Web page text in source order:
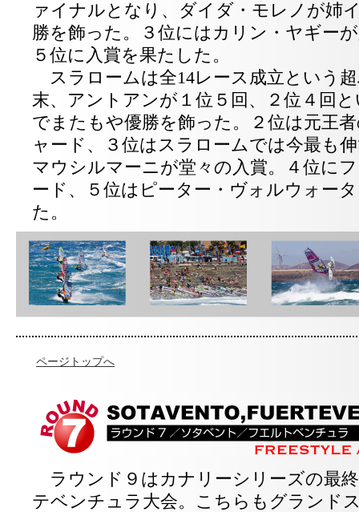
ァイナルとなり、ダイダ・モレノが姉
勝を飾った。３位にはカリン・ヤギー
５位に入賞を果たした。
スラロームは全14レース成立という
末、アントアンが１位５回、２位４回
でまたもや優勝を飾った。２位は元王
ャード、３位はスラロームでは今最も
マウシルマーニが堂々の入賞。４位に
ード、５位はピーター・ヴォルウォー
た。
ページトップへ
ラウンド９はカナリーシリーズの最
テベンチュラ大会。こちらもグランド